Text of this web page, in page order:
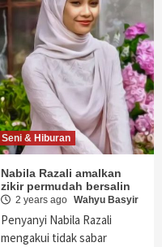
Seni & Hiburan
Nabila Razali amalkan
zikir permudah bersalin
2 years ago Wahyu Basyir
Penyanyi Nabila Razali
mengakui tidak sabar